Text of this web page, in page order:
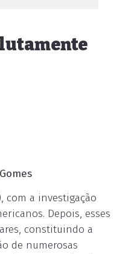
com a investigação
Depois, esses
constituindo a
de numerosas